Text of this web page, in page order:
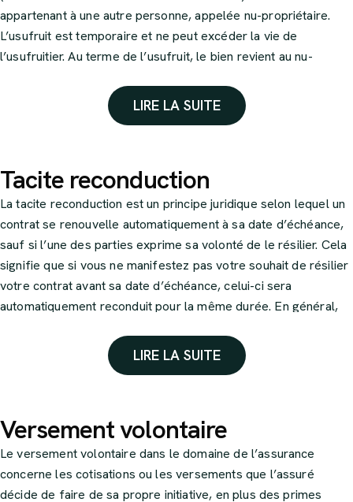
Pour finir, le PERCO est un outil d’épargne retraite collectif, il
est mis en place par l’entreprise pour l’ensemble des salariés.
appartenant à une autre personne, appelée nu-propriétaire.
L’usufruit est temporaire et ne peut excéder la vie de
l’usufruitier. Au terme de l’usufruit, le bien revient au nu-
l’obligation d’entretenir le bien et ne peut pas en modifier la
LIRE LA SUITE
Tacite reconduction
La tacite reconduction est un principe juridique selon lequel un
contrat se renouvelle automatiquement à sa date d’échéance,
sauf si l’une des parties exprime sa volonté de le résilier. Cela
signifie que si vous ne manifestez pas votre souhait de résilier
votre contrat avant sa date d’échéance, celui-ci sera
automatiquement reconduit pour la même durée. En général,
reconduire le contrat chaque année.
LIRE LA SUITE
Versement volontaire
Le versement volontaire dans le domaine de l’assurance
concerne les cotisations ou les versements que l’assuré
décide de faire de sa propre initiative, en plus des primes